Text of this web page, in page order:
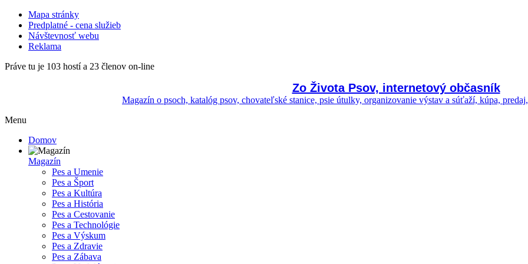
Mapa stránky
Predplatné - cena služieb
Návštevnosť webu
Reklama
Práve tu je 103 hostí a 23 členov on-line
Zo Života Psov, internetový občasník
Magazín o psoch, katalóg psov, chovateľské stanice, psie útulky, organizovanie výstav a súťaží, kúpa,
Menu
Domov
Magazín
Pes a Umenie
Pes a Šport
Pes a Kultúra
Pes a História
Pes a Cestovanie
Pes a Technológie
Pes a Výskum
Pes a Zdravie
Pes a Zábava